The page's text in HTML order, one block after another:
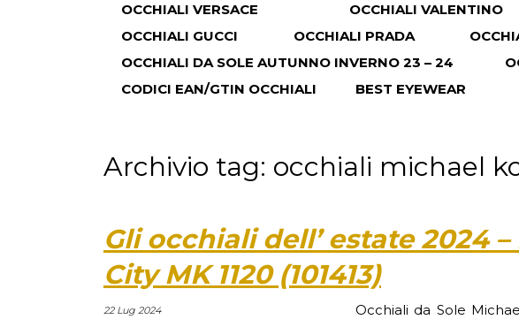
OCCHIALI VERSACE
OCCHIALI VALENTINO
OCCHIALI GUCCI
OCCHIALI PRADA
OCCHIALI DA SOLE AUTUNNO INVERNO 23 – 24
CODICI EAN/GTIN OCCHIALI
BEST EYEWEAR
Archivio tag: occhiali michael
Gli occhiali dell’ estate 2024
City MK 1120 (101413)
22 Lug 2024
Occhiali da Sole